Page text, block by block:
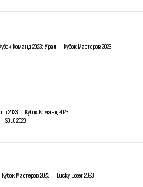
Команд 2023: Урал
Кубок Мастеров 2023
2023
Кубок Команд 2023
SOLO 2023
Кубок Мастеров 2023 Lucky Loser 2023